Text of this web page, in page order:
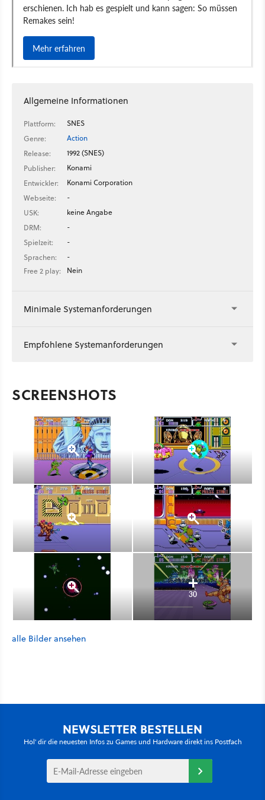
Allgemeine Informationen
Plattform:
SNES
Genre:
Action
Release:
1992 (SNES)
Publisher:
Konami
Entwickler:
Konami Corporation
Webseite:
-
USK:
keine Angabe
DRM:
-
Spielzeit:
-
Sprachen:
-
Free 2 play:
Nein
Minimale Systemanforderungen
Empfohlene Systemanforderungen
SCREENSHOTS
30
alle Bilder ansehen
NEWSLETTER BESTELLEN
Hol' dir die neuesten Infos zu Games und Hardware direkt ins Postfach